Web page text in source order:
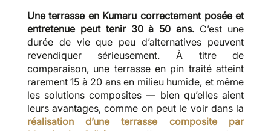
Une terrasse en Kumaru correctement posée et
entretenue peut tenir 30 à 50 ans. C’est une
durée de vie que peu d’alternatives peuvent
revendiquer sérieusement. À titre de
comparaison, une terrasse en pin traité atteint
rarement 15 à 20 ans en milieu humide, et même
les solutions composites — bien qu’elles aient
leurs avantages, comme on peut le voir dans la
réalisation d’une terrasse composite par